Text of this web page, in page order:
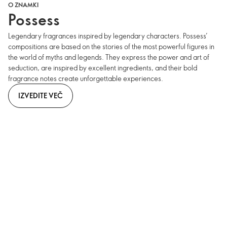
O ZNAMKI
Possess
Legendary fragrances inspired by legendary characters. Possess’
compositions are based on the stories of the most powerful figures in
the world of myths and legends. They express the power and art of
seduction, are inspired by excellent ingredients, and their bold
fragrance notes create unforgettable experiences.
IZVEDITE VEČ